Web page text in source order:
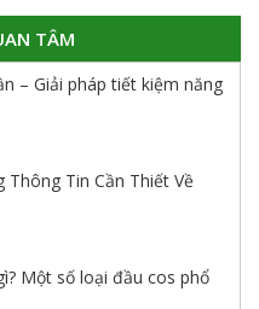
TÂM
– Giải pháp tiết kiệm năng
Thông Tin Cần Thiết Về
Một số loại đầu cos phổ